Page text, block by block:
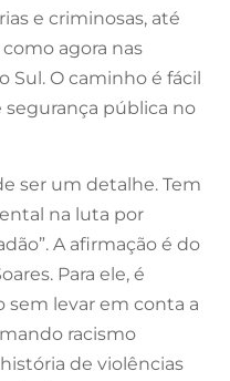
e criminosas, até
agora nas
Sul. O caminho é fácil
pública no
ser um detalhe. Tem
na luta por
A afirmação é do
Para ele, é
sem levar em conta a
racismo
de violências